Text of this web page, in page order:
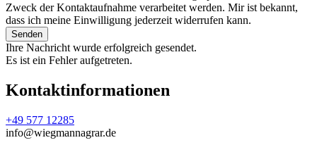
Zweck der Kontaktaufnahme verarbeitet werden. Mir ist bekannt,
dass ich meine Einwilligung jederzeit widerrufen kann.
Senden
Ihre Nachricht wurde erfolgreich gesendet.
Es ist ein Fehler aufgetreten.
Kontaktinformationen
+49 577 12285
info@wiegmannagrar.de